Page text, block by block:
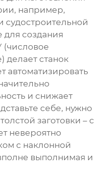
например,
судостроительной
создания
(числовое
делает станок
автоматизировать
и снижает
себе, нужно
заготовки – с
невероятно
с наклонной
выполнимая и